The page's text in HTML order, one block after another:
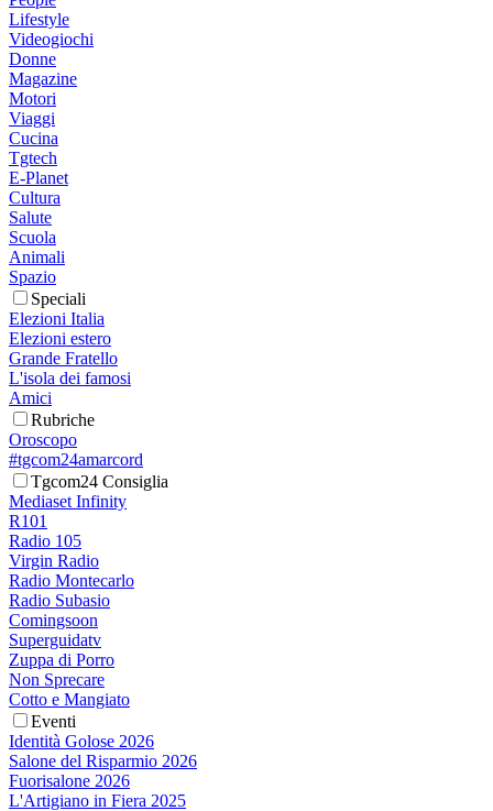
Lifestyle
Videogiochi
Donne
Magazine
Motori
Viaggi
Cucina
Tgtech
E-Planet
Cultura
Salute
Scuola
Animali
Spazio
Speciali
Elezioni Italia
Elezioni estero
Grande Fratello
L'isola dei famosi
Amici
Rubriche
Oroscopo
#tgcom24amarcord
Tgcom24 Consiglia
Mediaset Infinity
R101
Radio 105
Virgin Radio
Radio Montecarlo
Radio Subasio
Comingsoon
Superguidatv
Zuppa di Porro
Non Sprecare
Cotto e Mangiato
Eventi
Identità Golose 2026
Salone del Risparmio 2026
Fuorisalone 2026
L'Artigiano in Fiera 2025